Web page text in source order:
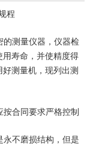
程
测量仪器， 仪器检
寿命，并使精度得
测量机，现列出测
按合同要求严格控制
永不磨损结构，但是